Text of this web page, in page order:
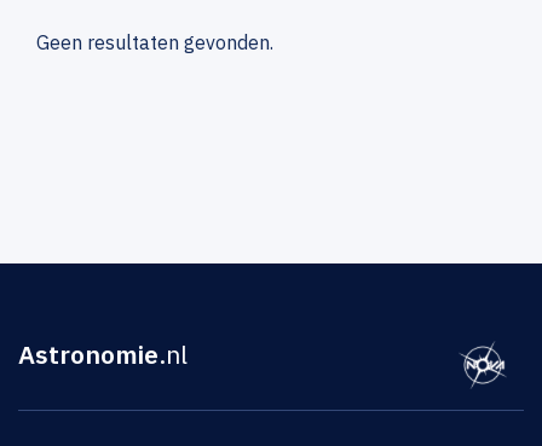
Geen resultaten gevonden.
Astronomie.nl